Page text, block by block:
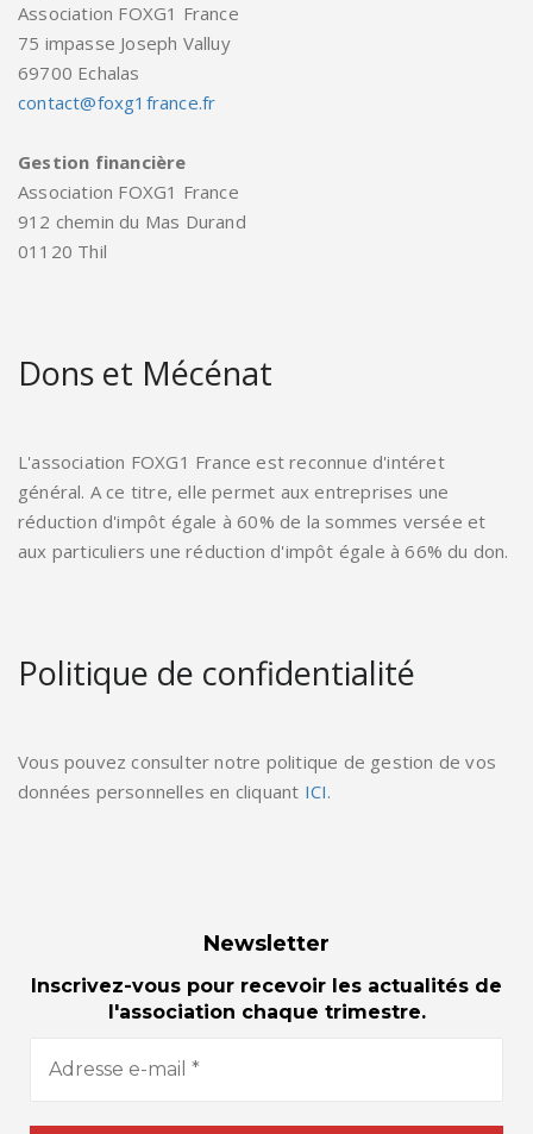
Association FOXG1 France
75 impasse Joseph Valluy
69700 Echalas
contact@foxg1france.fr
Gestion financière
Association FOXG1 France
912 chemin du Mas Durand
01120 Thil
Dons et Mécénat
L'association FOXG1 France est reconnue d'intéret
général. A ce titre, elle permet aux entreprises une
réduction d'impôt égale à 60% de la sommes versée et
aux particuliers une réduction d'impôt égale à 66% du don.
Politique de confidentialité
Vous pouvez consulter notre politique de gestion de vos
données personnelles en cliquant ICI.
Newsletter
Inscrivez-vous pour recevoir les actualités de
l'association chaque trimestre.